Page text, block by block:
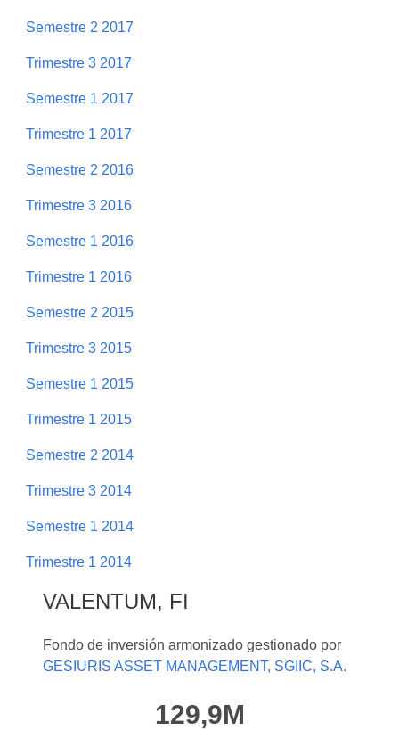
Semestre 2 2017
Trimestre 3 2017
Semestre 1 2017
Trimestre 1 2017
Semestre 2 2016
Trimestre 3 2016
Semestre 1 2016
Trimestre 1 2016
Semestre 2 2015
Trimestre 3 2015
Semestre 1 2015
Trimestre 1 2015
Semestre 2 2014
Trimestre 3 2014
Semestre 1 2014
Trimestre 1 2014
VALENTUM, FI
Fondo de inversión armonizado gestionado por
GESIURIS ASSET MANAGEMENT, SGIIC, S.A.
129,9M